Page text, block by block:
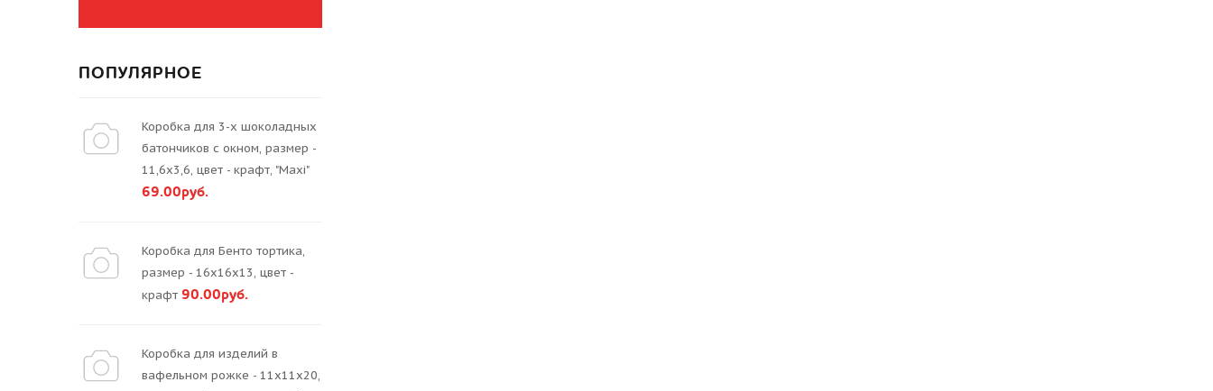
ПОПУЛЯРНОЕ
Коробка для 3-х шоколадных
батончиков с окном, размер -
11,6х3,6, цвет - крафт, "Maxi"
69.00руб.
Коробка для Бенто тортика,
размер - 16х16х13, цвет -
крафт 90.00руб.
Коробка для изделий в
вафельном рожке - 11х11х20,